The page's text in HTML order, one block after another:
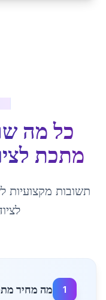
כל מה
מתכת
תשובות מקצועיות
1 מה מחיר